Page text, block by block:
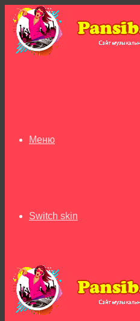
Меню
Switch skin